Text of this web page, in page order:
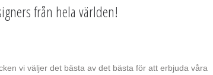
från hela världen!
vi väljer det bästa av det bästa för att erbjuda våra